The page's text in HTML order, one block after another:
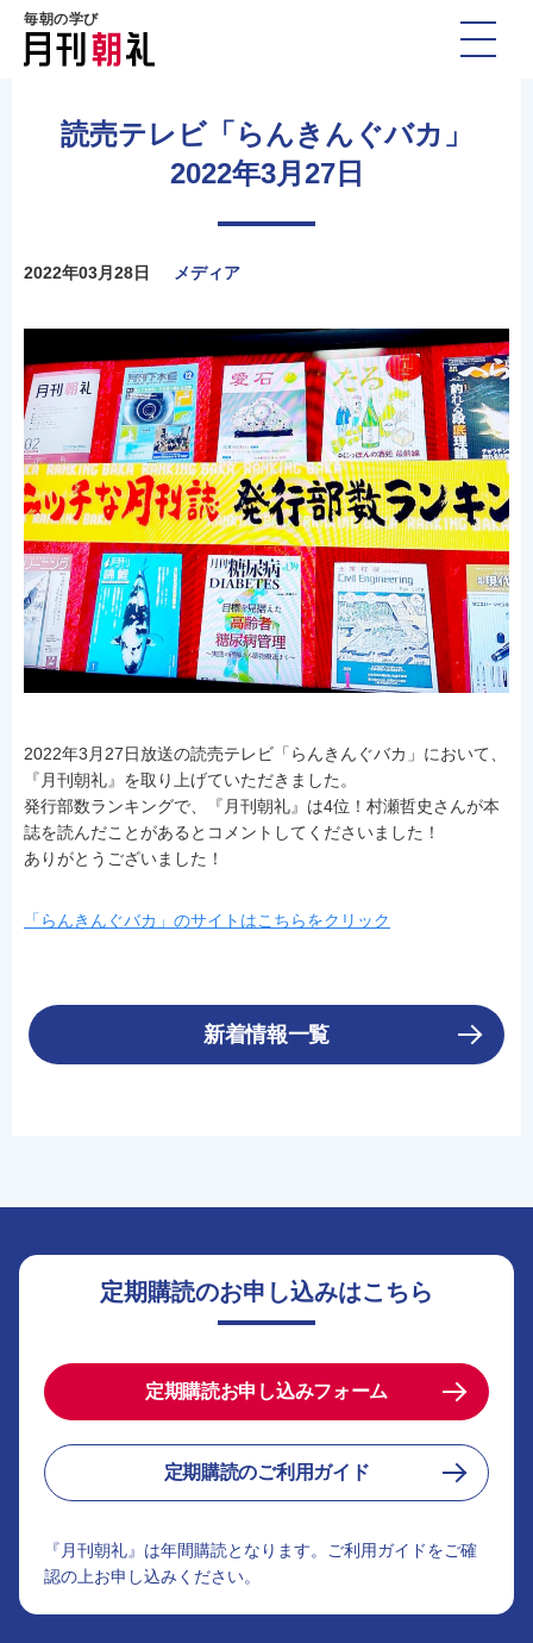
毎朝の学び
読売テレビ「らんきんぐバカ」
2022年3月27日
2022年03月28日 メディア
2022年3月27日放送の読売テレビ「らんきんぐバカ」において、
『月刊朝礼』を取り上げていただきました。
発行部数ランキングで、『月刊朝礼』は4位！村瀬哲史さんが本
誌を読んだことがあるとコメントしてくださいました！
ありがとうございました！
「らんきんぐバカ」のサイトはこちらをクリック
新着情報一覧
定期購読のお申し込みはこちら
定期購読お申し込みフォーム
定期購読のご利用ガイド
『月刊朝礼』は年間購読となります。ご利用ガイドをご確
認の上お申し込みください。